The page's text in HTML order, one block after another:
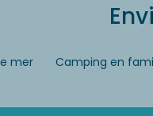
mer Camping en